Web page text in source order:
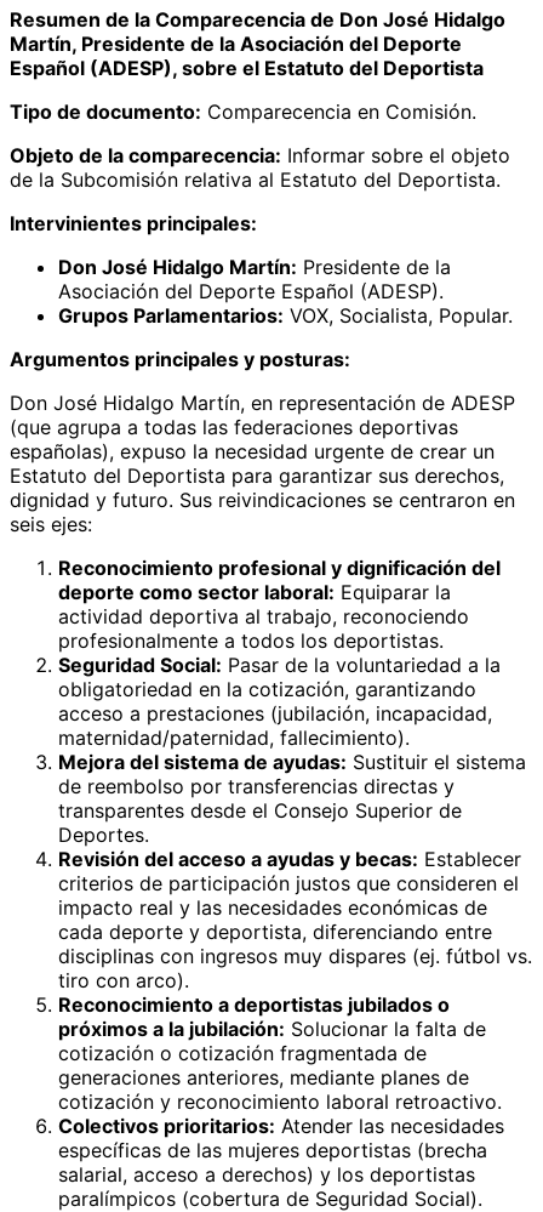
Resumen de la Comparecencia de Don José Hidalgo
Martín, Presidente de la Asociación del Deporte
Español (ADESP), sobre el Estatuto del Deportista
Tipo de documento: Comparecencia en Comisión.
Objeto de la comparecencia: Informar sobre el objeto
de la Subcomisión relativa al Estatuto del Deportista.
Intervinientes principales:
Don José Hidalgo Martín: Presidente de la
Asociación del Deporte Español (ADESP).
Grupos Parlamentarios: VOX, Socialista, Popular.
Argumentos principales y posturas:
Don José Hidalgo Martín, en representación de ADESP
(que agrupa a todas las federaciones deportivas
españolas), expuso la necesidad urgente de crear un
Estatuto del Deportista para garantizar sus derechos,
dignidad y futuro. Sus reivindicaciones se centraron en
seis ejes:
Reconocimiento profesional y dignificación del
deporte como sector laboral: Equiparar la
actividad deportiva al trabajo, reconociendo
profesionalmente a todos los deportistas.
Seguridad Social: Pasar de la voluntariedad a la
obligatoriedad en la cotización, garantizando
acceso a prestaciones (jubilación, incapacidad,
maternidad/paternidad, fallecimiento).
Mejora del sistema de ayudas: Sustituir el sistema
de reembolso por transferencias directas y
transparentes desde el Consejo Superior de
Deportes.
Revisión del acceso a ayudas y becas: Establecer
criterios de participación justos que consideren el
impacto real y las necesidades económicas de
cada deporte y deportista, diferenciando entre
disciplinas con ingresos muy dispares (ej. fútbol vs.
tiro con arco).
Reconocimiento a deportistas jubilados o
próximos a la jubilación: Solucionar la falta de
cotización o cotización fragmentada de
generaciones anteriores, mediante planes de
cotización y reconocimiento laboral retroactivo.
Colectivos prioritarios: Atender las necesidades
específicas de las mujeres deportistas (brecha
salarial, acceso a derechos) y los deportistas
paralímpicos (cobertura de Seguridad Social).